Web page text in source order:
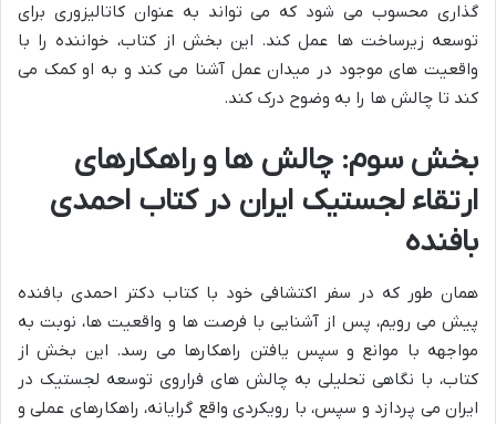
گذاری محسوب می شود که می تواند به عنوان کاتالیزوری برای
توسعه زیرساخت ها عمل کند. این بخش از کتاب، خواننده را با
واقعیت های موجود در میدان عمل آشنا می کند و به او کمک می
کند تا چالش ها را به وضوح درک کند.
بخش سوم: چالش ها و راهکارهای
ارتقاء لجستیک ایران در کتاب احمدی
بافنده
همان طور که در سفر اکتشافی خود با کتاب دکتر احمدی بافنده
پیش می رویم، پس از آشنایی با فرصت ها و واقعیت ها، نوبت به
مواجهه با موانع و سپس یافتن راهکارها می رسد. این بخش از
کتاب، با نگاهی تحلیلی به چالش های فراروی توسعه لجستیک در
ایران می پردازد و سپس، با رویکردی واقع گرایانه، راهکارهای عملی و